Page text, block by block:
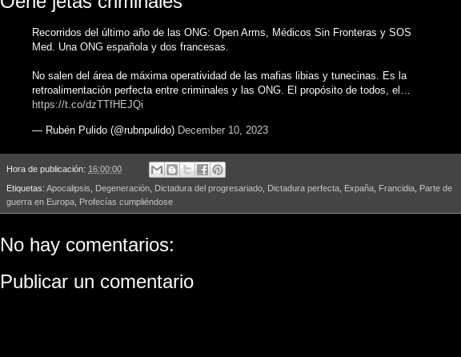
Recorridos del último año de las ONG: Open Arms, Médicos Sin Fronteras y SOS
Med. Una ONG española y dos francesas.
No salen del área de máxima operatividad de las mafias libias y tunecinas. Es la
retroalimentación perfecta entre criminales y las ONG. El propósito de todos, el…
https://t.co/dzTTfHEJQi
— Rubén Pulido (@rubnpulido) December 10, 2023
Hora de publicación: 16:00:00
Etiquetas: Apocalipsis Degeneración Dictadura del progresariado Dictadura perfecta Expaña Francidia Parte de
guerra en Europa Profecías cumpliéndose
No hay comentarios:
Publicar un comentario